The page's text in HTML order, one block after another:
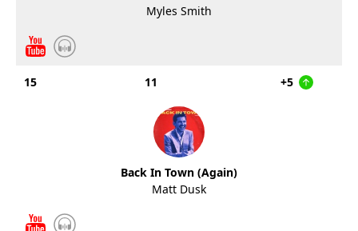
Myles Smith
15 11 +5
Back In Town (Again)
Matt Dusk